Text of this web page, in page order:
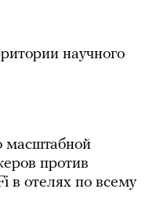
научного
масштабной
против
в отелях по всему